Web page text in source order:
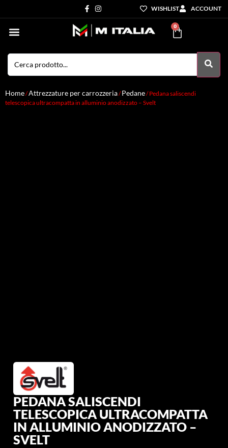
WISHLIST ACCOUNT
0
Home/Attrezzature per carrozzeria/Pedane/ Pedana saliscendi
telescopica ultracompatta in alluminio anodizzato – Svelt
PEDANA SALISCENDI
TELESCOPICA ULTRACOMPATTA
IN ALLUMINIO ANODIZZATO –
SVELT